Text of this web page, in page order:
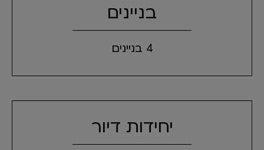
בניינים
4 בניינים
יחידות דיור